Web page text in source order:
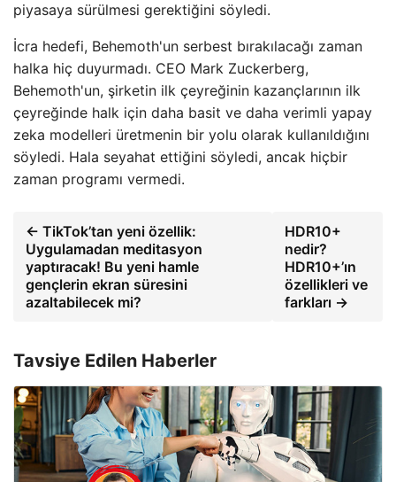
piyasaya sürülmesi gerektiğini söyledi.
İcra hedefi, Behemoth'un serbest bırakılacağı zaman
halka hiç duyurmadı. CEO Mark Zuckerberg,
Behemoth'un, şirketin ilk çeyreğinin kazançlarının ilk
çeyreğinde halk için daha basit ve daha verimli yapay
zeka modelleri üretmenin bir yolu olarak kullanıldığını
söyledi. Hala seyahat ettiğini söyledi, ancak hiçbir
zaman programı vermedi.
← TikTok’tan yeni özellik:
Uygulamadan meditasyon
yaptıracak! Bu yeni hamle
gençlerin ekran süresini
azaltabilecek mi?
HDR10+
nedir?
HDR10+’ın
özellikleri ve
farkları →
Tavsiye Edilen Haberler